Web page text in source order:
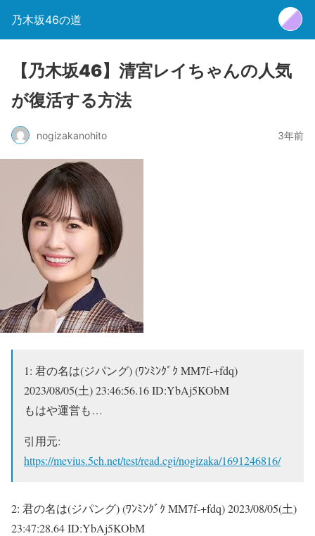
乃木坂46の道
【乃木坂46】清宮レイちゃんの人気
が復活する方法
nogizakanohito 3年前
1: 君の名は(ジパング) (ﾜﾝﾐﾝｸﾞｸ MM7f-+fdq)
2023/08/05(土) 23:46:56.16 ID:YbAj5KObM
もはや運営も…
引用元:
https://mevius.5ch.net/test/read.cgi/nogizaka/1691246816/
2: 君の名は(ジパング) (ﾜﾝﾐﾝｸﾞｸ MM7f-+fdq)2023/08/05(土)
23:47:28.64 ID:YbAj5KObM